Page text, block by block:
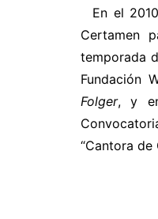
En el
Certamen
temporada
Fundación
Folger, y
“Cantora de